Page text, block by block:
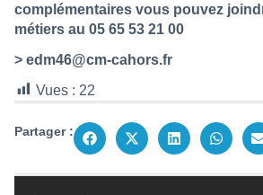
complémentaires vous pouvez
métiers au 05 65 53 21 00
> edm46@cm-cahors.fr
Vues : 22
Partager :